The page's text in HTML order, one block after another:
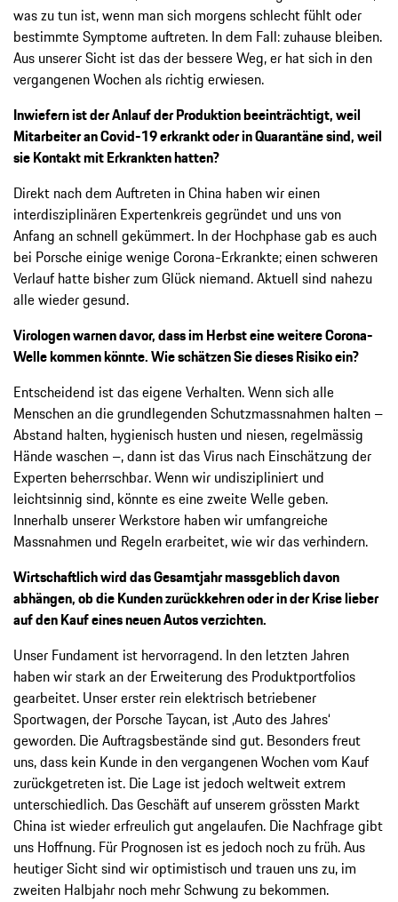
was zu tun ist, wenn man sich morgens schlecht fühlt oder
bestimmte Symptome auftreten. In dem Fall: zuhause bleiben.
Aus unserer Sicht ist das der bessere Weg, er hat sich in den
vergangenen Wochen als richtig erwiesen.
Inwiefern ist der Anlauf der Produktion beeinträchtigt, weil
Mitarbeiter an Covid-19 erkrankt oder in Quarantäne sind, weil
sie Kontakt mit Erkrankten hatten?
Direkt nach dem Auftreten in China haben wir einen
interdisziplinären Expertenkreis gegründet und uns von
Anfang an schnell gekümmert. In der Hochphase gab es auch
bei Porsche einige wenige Corona-Erkrankte; einen schweren
Verlauf hatte bisher zum Glück niemand. Aktuell sind nahezu
alle wieder gesund.
Virologen warnen davor, dass im Herbst eine weitere Corona-
Welle kommen könnte. Wie schätzen Sie dieses Risiko ein?
Entscheidend ist das eigene Verhalten. Wenn sich alle
Menschen an die grundlegenden Schutzmassnahmen halten –
Abstand halten, hygienisch husten und niesen, regelmässig
Hände waschen –, dann ist das Virus nach Einschätzung der
Experten beherrschbar. Wenn wir undiszipliniert und
leichtsinnig sind, könnte es eine zweite Welle geben.
Innerhalb unserer Werkstore haben wir umfangreiche
Massnahmen und Regeln erarbeitet, wie wir das verhindern.
Wirtschaftlich wird das Gesamtjahr massgeblich davon
abhängen, ob die Kunden zurückkehren oder in der Krise lieber
auf den Kauf eines neuen Autos verzichten.
Unser Fundament ist hervorragend. In den letzten Jahren
haben wir stark an der Erweiterung des Produktportfolios
gearbeitet. Unser erster rein elektrisch betriebener
Sportwagen, der Porsche Taycan, ist ‚Auto des Jahres‘
geworden. Die Auftragsbestände sind gut. Besonders freut
uns, dass kein Kunde in den vergangenen Wochen vom Kauf
zurückgetreten ist. Die Lage ist jedoch weltweit extrem
unterschiedlich. Das Geschäft auf unserem grössten Markt
China ist wieder erfreulich gut angelaufen. Die Nachfrage gibt
uns Hoffnung. Für Prognosen ist es jedoch noch zu früh. Aus
heutiger Sicht sind wir optimistisch und trauen uns zu, im
zweiten Halbjahr noch mehr Schwung zu bekommen.